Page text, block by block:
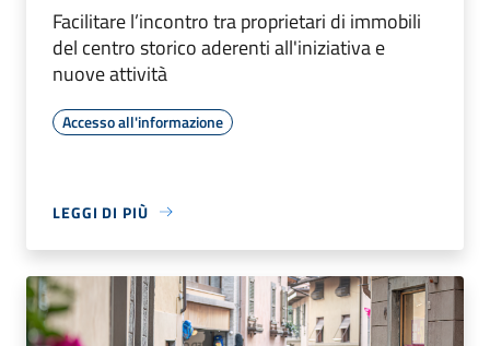
Facilitare l’incontro tra proprietari di immobili
del centro storico aderenti all'iniziativa e
nuove attività
Accesso all'informazione
LEGGI DI PIÙ